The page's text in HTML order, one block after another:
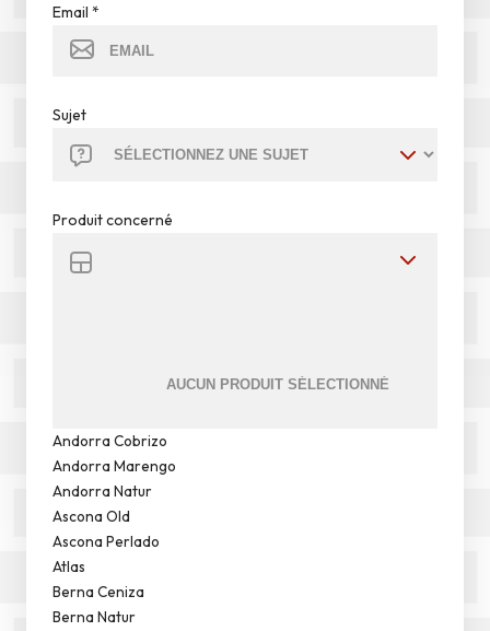
Email *
Sujet
Produit concerné
Andorra Cobrizo
Andorra Marengo
Andorra Natur
Ascona Old
Ascona Perlado
Atlas
Berna Ceniza
Berna Natur